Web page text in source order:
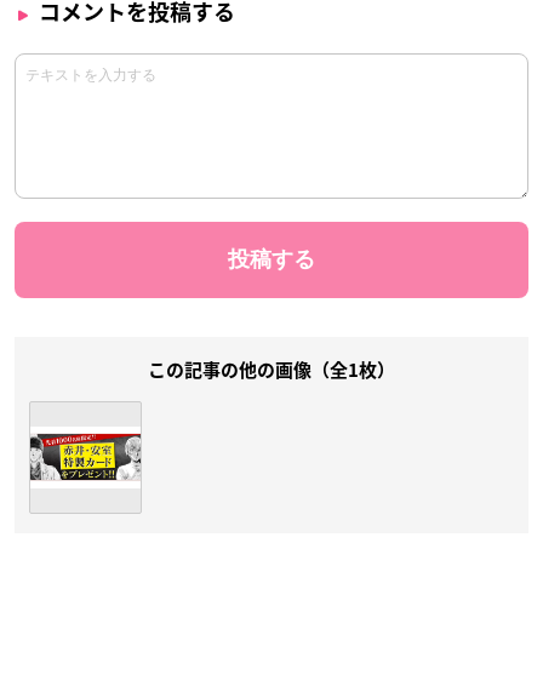
コメントを投稿する
この記事の他の画像（全1枚）